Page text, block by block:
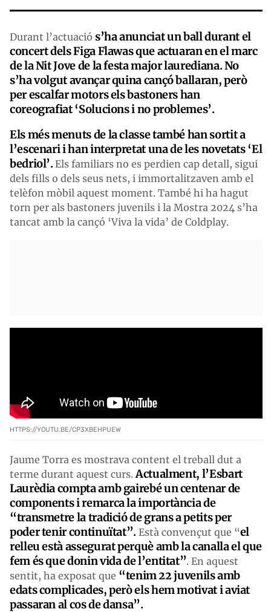
Durant l’actuació s’ha anunciat un ball durant el
concert dels Figa Flawas que actuaran en el marc
de la Nit Jove de la festa major laurediana. No
s’ha volgut avançar quina cançó ballaran, però
per escalfar motors els bastoners han
coreografiat ‘Solucions i no problemes’.
Els més menuts de la classe també han sortit a
l’escenari i han interpretat una de les novetats ‘El
bedriol’.Els familiars no es perdien cap detall, sigui
dels fills o dels seus nets, i immortalitzaven amb el
telèfon mòbil aquest moment. També hi ha hagut
torn per als bastoners juvenils i la Mostra 2024 s’ha
tancat amb la cançó ‘Viva la vida’ de Coldplay.
HTTPS://YOUTU.BE/CP3XBEHPUEW
Jaume Torra es mostrava content el treball dut a
terme durant aquest curs. Actualment, l’Esbart
Laurèdia compta amb gairebé un centenar de
components i remarca la importància de
“transmetre la tradició de grans a petits per
poder tenir continuïtat”. Està convençut que “el
relleu està assegurat perquè amb la canalla el que
fem és que donin vida de l’entitat”. En aquest
sentit, ha exposat que “tenim 22 juvenils amb
edats complicades, però els hem motivat i aviat
passaran al cos de dansa”.